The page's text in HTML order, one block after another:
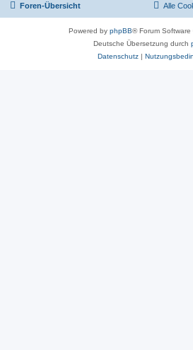
Foren-Übersicht Alle
Powered by phpBB® Forum
Deutsche Übersetzung durch
Datenschutz|